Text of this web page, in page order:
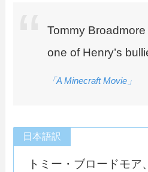
Tommy Broadmore
one of Henry’s
「A Minecraft Movie」
日本語訳
トミー・ブロードモア